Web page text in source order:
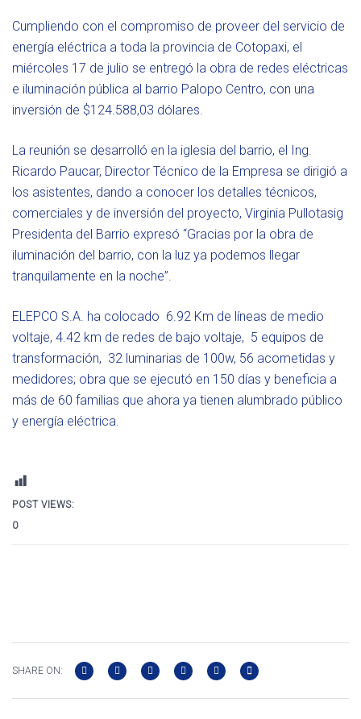
Cumpliendo con el compromiso de proveer del servicio de
energía eléctrica a toda la provincia de Cotopaxi, el
miércoles 17 de julio se entregó la obra de redes eléctricas
e iluminación pública al barrio Palopo Centro, con una
inversión de $124.588,03 dólares.
La reunión se desarrolló en la iglesia del barrio, el Ing.
Ricardo Paucar, Director Técnico de la Empresa se dirigió a
los asistentes, dando a conocer los detalles técnicos,
comerciales y de inversión del proyecto, Virginia Pullotasig
Presidenta del Barrio expresó “Gracias por la obra de
iluminación del barrio, con la luz ya podemos llegar
tranquilamente en la noche”.
ELEPCO S.A. ha colocado 6.92 Km de líneas de medio
voltaje, 4.42 km de redes de bajo voltaje, 5 equipos de
transformación, 32 luminarias de 100w, 56 acometidas y
medidores; obra que se ejecutó en 150 días y beneficia a
más de 60 familias que ahora ya tienen alumbrado público
y energía eléctrica.
POST VIEWS:
0
SHARE ON: